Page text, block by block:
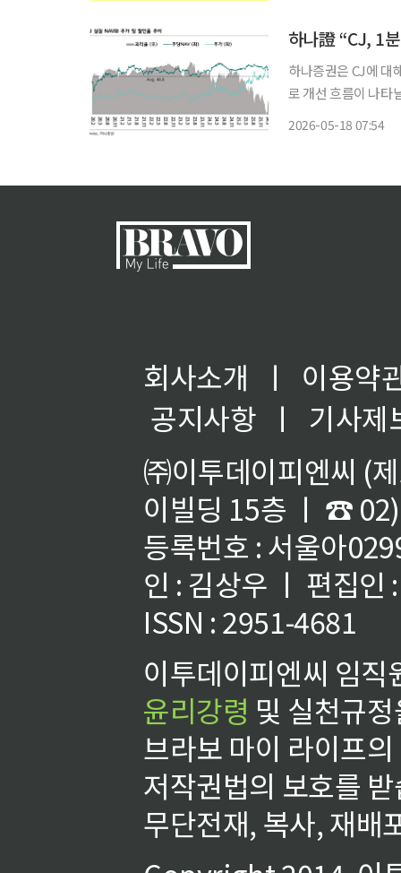
하나證 “CJ, 1
하나증권은 CJ에 대
로 개선 흐름이 나타
2026-05-18 07:54
회사소개 ㅣ
이용약
공지사항
ㅣ
기사제
㈜이투데이피엔씨 (
이빌딩 15층 ㅣ ☎
등록번호 : 서울아
인 : 김상우 ㅣ 편집인
ISSN : 2951-4681
이투데이피엔씨 임
윤리강령 및 실천규
브라보 마이 라이프
저작권법의 보호를
무단전재, 복사, 재배